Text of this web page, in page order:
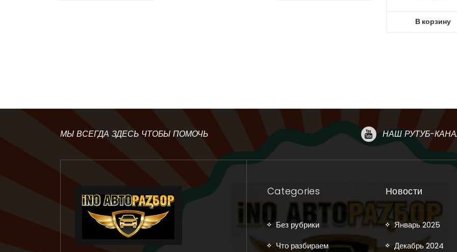
В корзину
МЫ ВСЕГДА ЗДЕСЬ ЧТОБЫ ПОМОЧЬ НАШ РУТУБ-
Categories
Без рубрики
Что разбираем
Новости
Январь 2025
Декабрь 2024